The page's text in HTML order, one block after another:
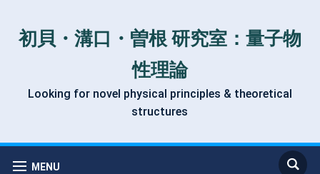
初貝・溝口・曽根 研究室：量子物
性理論
Looking for novel physical principles & theoretical
structures
MENU